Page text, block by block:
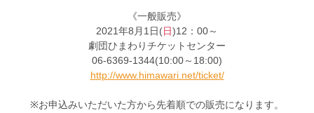
《一般販売》
2021年8月1日(日)12：00～
劇団ひまわりチケットセンター
06-6369-1344(10:00～18:00)
http://www.himawari.net/ticket/
※お申込みいただいた方から先着順での販売になります。